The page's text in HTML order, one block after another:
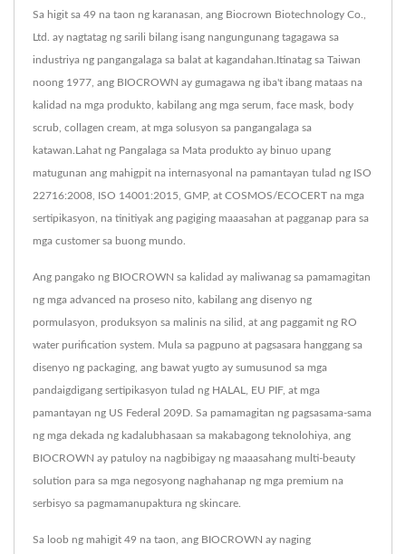
Sa higit sa 49 na taon ng karanasan, ang Biocrown Biotechnology Co.,
Ltd. ay nagtatag ng sarili bilang isang nangungunang tagagawa sa
industriya ng pangangalaga sa balat at kagandahan.Itinatag sa Taiwan
noong 1977, ang BIOCROWN ay gumagawa ng iba't ibang mataas na
kalidad na mga produkto, kabilang ang mga serum, face mask, body
scrub, collagen cream, at mga solusyon sa pangangalaga sa
katawan.Lahat ng Pangalaga sa Mata produkto ay binuo upang
matugunan ang mahigpit na internasyonal na pamantayan tulad ng ISO
22716:2008, ISO 14001:2015, GMP, at COSMOS/ECOCERT na mga
sertipikasyon, na tinitiyak ang pagiging maaasahan at pagganap para sa
mga customer sa buong mundo.
Ang pangako ng BIOCROWN sa kalidad ay maliwanag sa pamamagitan
ng mga advanced na proseso nito, kabilang ang disenyo ng
pormulasyon, produksyon sa malinis na silid, at ang paggamit ng RO
water purification system. Mula sa pagpuno at pagsasara hanggang sa
disenyo ng packaging, ang bawat yugto ay sumusunod sa mga
pandaigdigang sertipikasyon tulad ng HALAL, EU PIF, at mga
pamantayan ng US Federal 209D. Sa pamamagitan ng pagsasama-sama
ng mga dekada ng kadalubhasaan sa makabagong teknolohiya, ang
BIOCROWN ay patuloy na nagbibigay ng maaasahang multi-beauty
solution para sa mga negosyong naghahanap ng mga premium na
serbisyo sa pagmamanupaktura ng skincare.
Sa loob ng mahigit 49 na taon, ang BIOCROWN ay naging